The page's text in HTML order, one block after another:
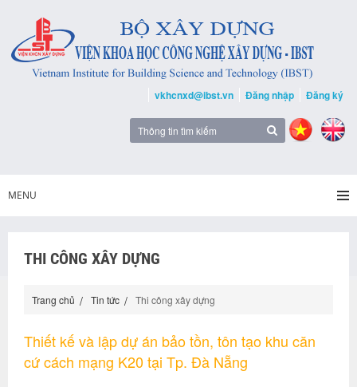
vkhcnxd@ibst.vn Đăng nhập Đăng ký
MENU
THI CÔNG XÂY DỰNG
Trang chủ Tin tức Thi công xây dựng
Thiết kế và lập dự án bảo tồn, tôn tạo khu căn
cứ cách mạng K20 tại Tp. Đà Nẵng